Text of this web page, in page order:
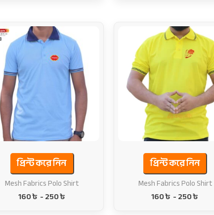
প্রিন্ট করে নিন
Mesh Fabrics Polo Shirt
160৳ -250৳
প্রিন্ট করে নিন
Mesh Fabrics Polo Shirt
160৳ -250৳